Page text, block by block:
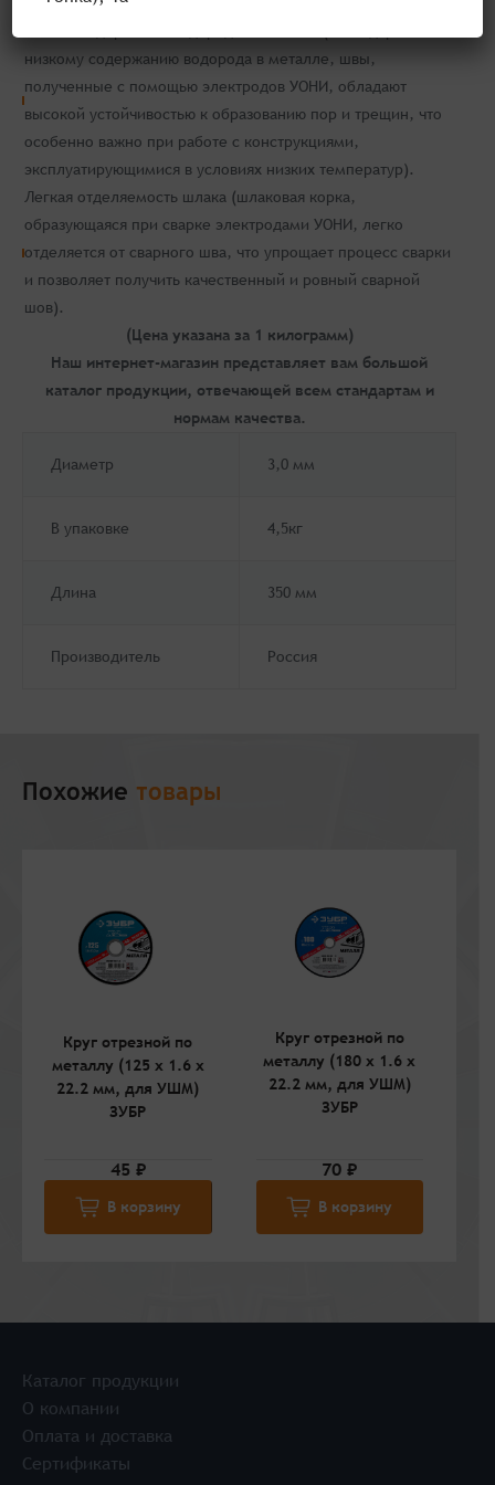
низкому содержанию водорода в металле, швы,
полученные с помощью электродов УОНИ, обладают
высокой устойчивостью к образованию пор и трещин, что
особенно важно при работе с конструкциями,
эксплуатирующимися в условиях низких температур).
Легкая отделяемость шлака (шлаковая корка,
образующаяся при сварке электродами УОНИ, легко
отделяется от сварного шва, что упрощает процесс сварки
и позволяет получить качественный и ровный сварной
шов).
(Цена указана за 1 килограмм)
Наш интернет-магазин представляет вам большой
каталог продукции, отвечающей всем стандартам и
нормам качества.
Диаметр 3,0 мм
В упаковке 4,5кг
Длина 350 мм
Производитель Россия
Похожие товары
Круг отрезной по
металлу (125 x 1.6 x
22.2 мм, для УШМ)
ЗУБР
45 ₽
В корзину
Круг отрезной по
металлу (180 x 1.6 x
22.2 мм, для УШМ)
ЗУБР
70 ₽
В корзину
Каталог продукции
О компании
Оплата и доставка
Сертификаты